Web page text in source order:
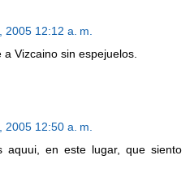
2005 12:12 a. m.
Vizcaino sin espejuelos.
2005 12:50 a. m.
aquui, en este lugar, que siento